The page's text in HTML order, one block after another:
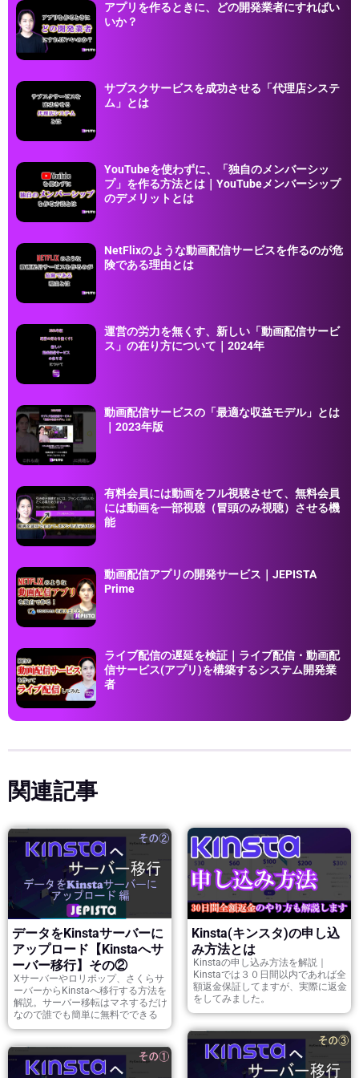
アプリを作るときに、どの開発業者にすればい
いか？
サブスクサービスを成功させる「代理店システ
ム」とは
YouTubeを使わずに、「独自のメンバーシッ
プ」を作る方法とは｜YouTubeメンバーシップ
のデメリットとは
NetFlixのような動画配信サービスを作るのが危
険である理由とは
運営の労力を無くす、新しい「動画配信サービ
ス」の在り方について｜2024年
動画配信サービスの「最適な収益モデル」とは
｜2023年版
有料会員には動画をフル視聴させて、無料会員
には動画を一部視聴（冒頭のみ視聴）させる機
能
動画配信アプリの開発サービス｜JEPISTA
Prime
ライブ配信の遅延を検証｜ライブ配信・動画配
信サービス(アプリ)を構築するシステム開発業
者
関連記事
データをKinstaサーバーに
アップロード【Kinstaへサ
ーバー移行】その②
Xサーバーやロリポップ、さくらサ
ーバーからKinstaへ移行する方法を
解説。サーバー移転はマネするだけ
なので誰でも簡単に無料でできる
Kinsta(キンスタ)の申し込
み方法とは
Kinstaの申し込み方法を解説｜
Kinstaでは３０日間以内であれば全
額返金保証してますが、実際に返金
をしてみました。